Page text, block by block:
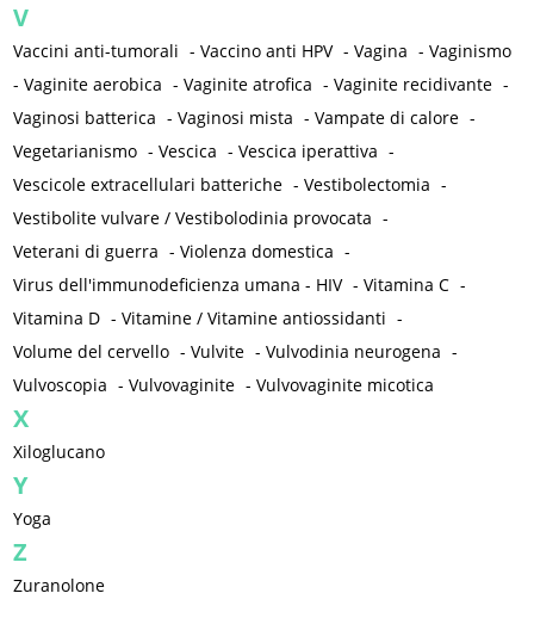
V
Vaccini anti-tumorali -Vaccino anti HPV -Vagina -Vaginismo
-Vaginite aerobica -Vaginite atrofica -Vaginite recidivante -
Vaginosi batterica -Vaginosi mista -Vampate di calore -
Vegetarianismo -Vescica -Vescica iperattiva -
Vescicole extracellulari batteriche -Vestibolectomia -
Vestibolite vulvare / Vestibolodinia provocata -
Veterani di guerra -Violenza domestica -
Virus dell'immunodeficienza umana - HIV -Vitamina C -
Vitamina D -Vitamine / Vitamine antiossidanti -
Volume del cervello -Vulvite -Vulvodinia neurogena -
Vulvoscopia -Vulvovaginite -Vulvovaginite micotica
X
Xiloglucano
Y
Yoga
Z
Zuranolone